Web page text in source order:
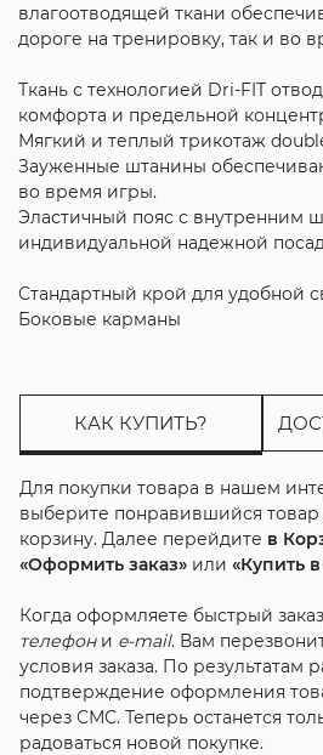
влагоотводящей ткани
дороге на тренировку, так и во
Ткань с технологией Dri-FIT
комфорта и предельной
Мягкий и теплый трикотаж
Зауженные штанины
во время игры.
Эластичный пояс с внутренним
индивидуальной надежной
Стандартный крой для удобной
Боковые карманы
КАК КУПИТЬ?
Для покупки товара в нашем
выберите понравившийся товар
корзину. Далее перейдите в
«Оформить заказ»или «Купить
Когда оформляете быстрый
телефони e-mail. Вам
условия заказа. По результатам
подтверждение оформления
через СМС. Теперь останется
радоваться новой покупке.